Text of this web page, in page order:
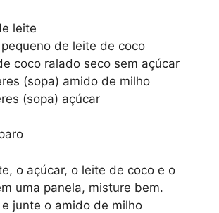
leite
de leite de coco
coco ralado seco sem açúcar
(sopa) amido de milho
(sopa) açúcar
o açúcar, o leite de coco e o
uma panela, misture bem.
junte o amido de milho